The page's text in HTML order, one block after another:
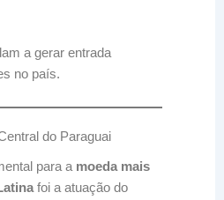
a gerar entrada
no país.
do Paraguai
para a moeda mais
foi a atuação do